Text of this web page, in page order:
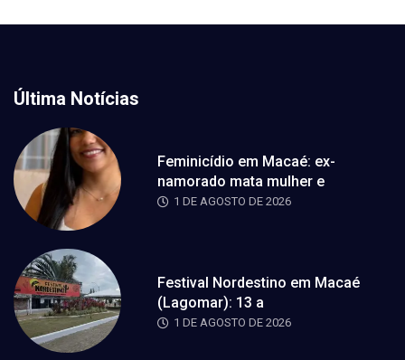
Última Notícias
Feminicídio em Macaé: ex-
namorado mata mulher e
1 DE AGOSTO DE 2026
Festival Nordestino em Macaé
(Lagomar): 13 a
1 DE AGOSTO DE 2026